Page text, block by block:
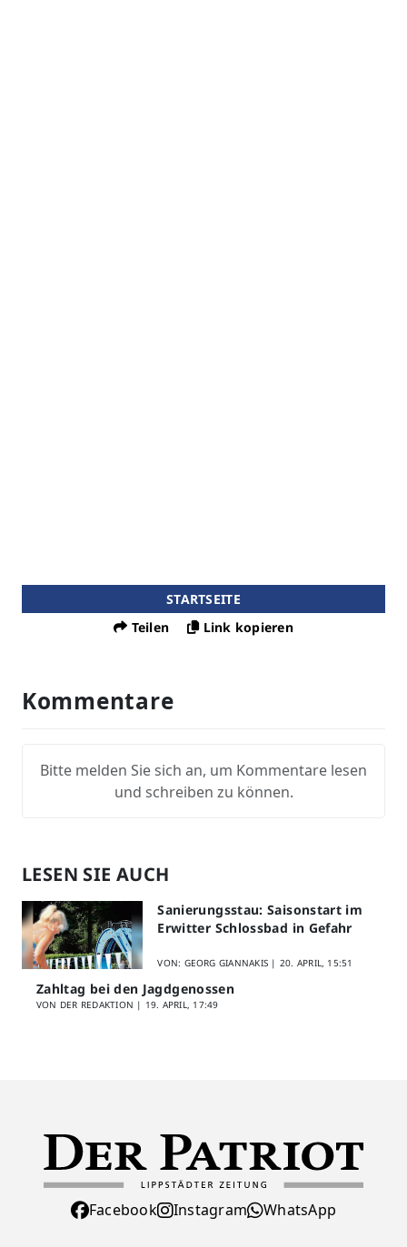
STARTSEITE
Teilen
Link kopieren
Kommentare
Bitte melden Sie sich an, um Kommentare lesen
und schreiben zu können.
LESEN SIE AUCH
Sanierungsstau: Saisonstart im
Erwitter Schlossbad in Gefahr
VON: GEORG GIANNAKIS | 20. APRIL, 15:51
Zahltag bei den Jagdgenossen
VON DER REDAKTION | 19. APRIL, 17:49
Facebook Instagram WhatsApp